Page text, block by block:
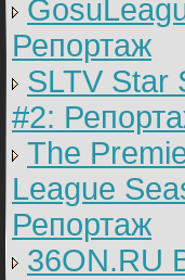
Репортаж
SLTV Star
#2:
The
League
Репортаж
36ON.RU